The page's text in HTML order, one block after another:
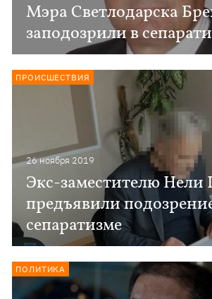
Мэра Светлодарска
заподозрили в
26 ноября 2019
Экс-заместителю
предъявили
сепаратизме
ПРОИСШЕСТВИЯ
ПОЛИТИКА